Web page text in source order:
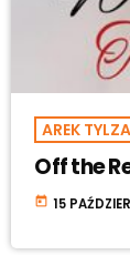
AREK TYLZA
Off the
today 15